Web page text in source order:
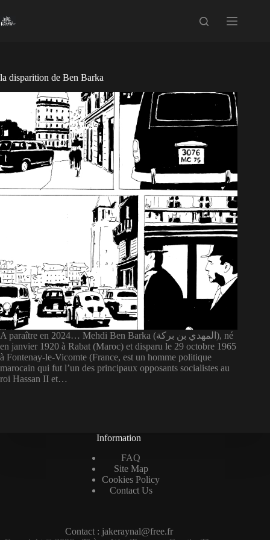
au
contenu
la disparition de Ben Barka
A paraître en 2024… Mehdi Ben Barka (المهدي بن بركة), né
en janvier 1920 à Rabat (Maroc) et disparu le 29 octobre 1965
à Fontenay-le-Vicomte (France, est un homme politique
marocain qui fut l’un des principaux opposants socialistes au
roi Hassan II et…
Information
FAQ
Site Map
Cookies Policy
Contact Us
Contact : jakeraynal@free.fr